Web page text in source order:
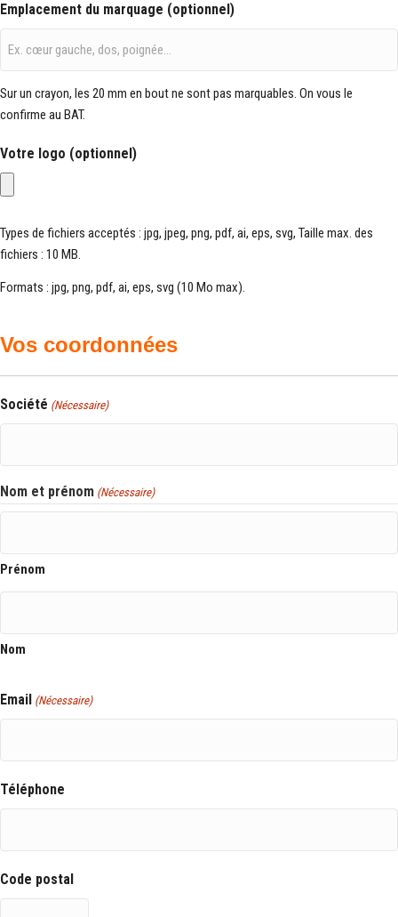
Emplacement du marquage (optionnel)
Sur un crayon, les 20 mm en bout ne sont pas marquables. On vous le
confirme au BAT.
Votre logo (optionnel)
Types de fichiers acceptés : jpg, jpeg, png, pdf, ai, eps, svg, Taille max. des
fichiers : 10 MB.
Formats : jpg, png, pdf, ai, eps, svg (10 Mo max).
Vos coordonnées
Société (Nécessaire)
Nom et prénom (Nécessaire)
Prénom
Nom
Email (Nécessaire)
Téléphone
Code postal